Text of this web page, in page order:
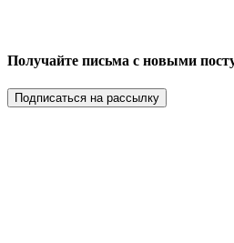
Получайте письма с новыми
Подписаться на рассылку